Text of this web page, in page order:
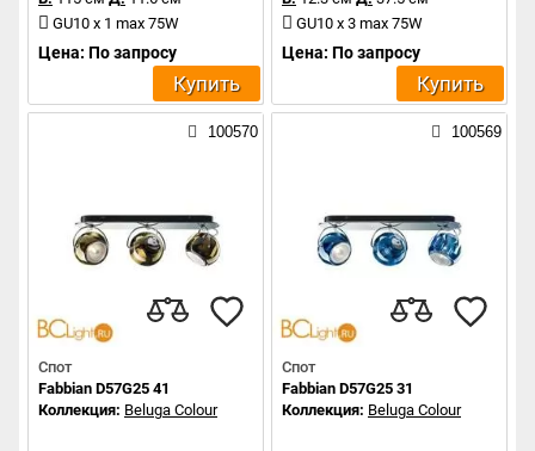
GU10 x 1 max 75W
Цена: По запросу
Купить
GU10 x 3 max 75W
Цена: По запросу
Купить
100570
Спот
Fabbian D57G25 41
Коллекция: Beluga Colour
100569
Спот
Fabbian D57G25 31
Коллекция: Beluga Colour